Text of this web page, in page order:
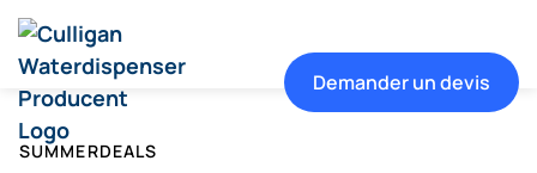
Demander un devis
SUMMERDEALS